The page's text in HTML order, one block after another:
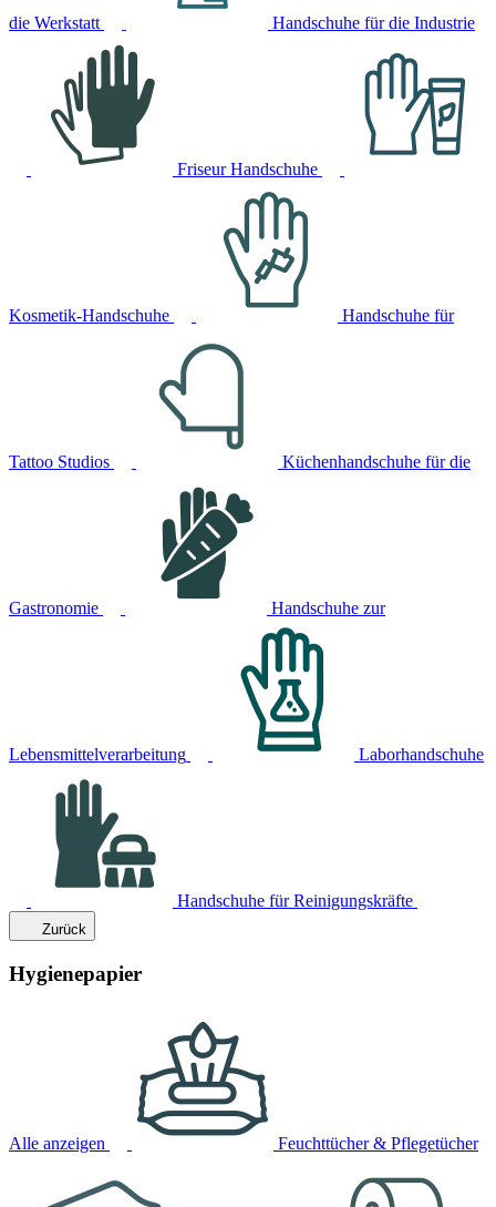
die Werkstatt Handschuhe für die Industrie
Friseur Handschuhe
Kosmetik-Handschuhe Handschuhe für
Tattoo Studios Küchenhandschuhe für die
Gastronomie Handschuhe zur
Lebensmittelverarbeitung Laborhandschuhe
Handschuhe für Reinigungskräfte
Zurück
Hygienepapier
Alle anzeigen Feuchttücher & Pflegetücher